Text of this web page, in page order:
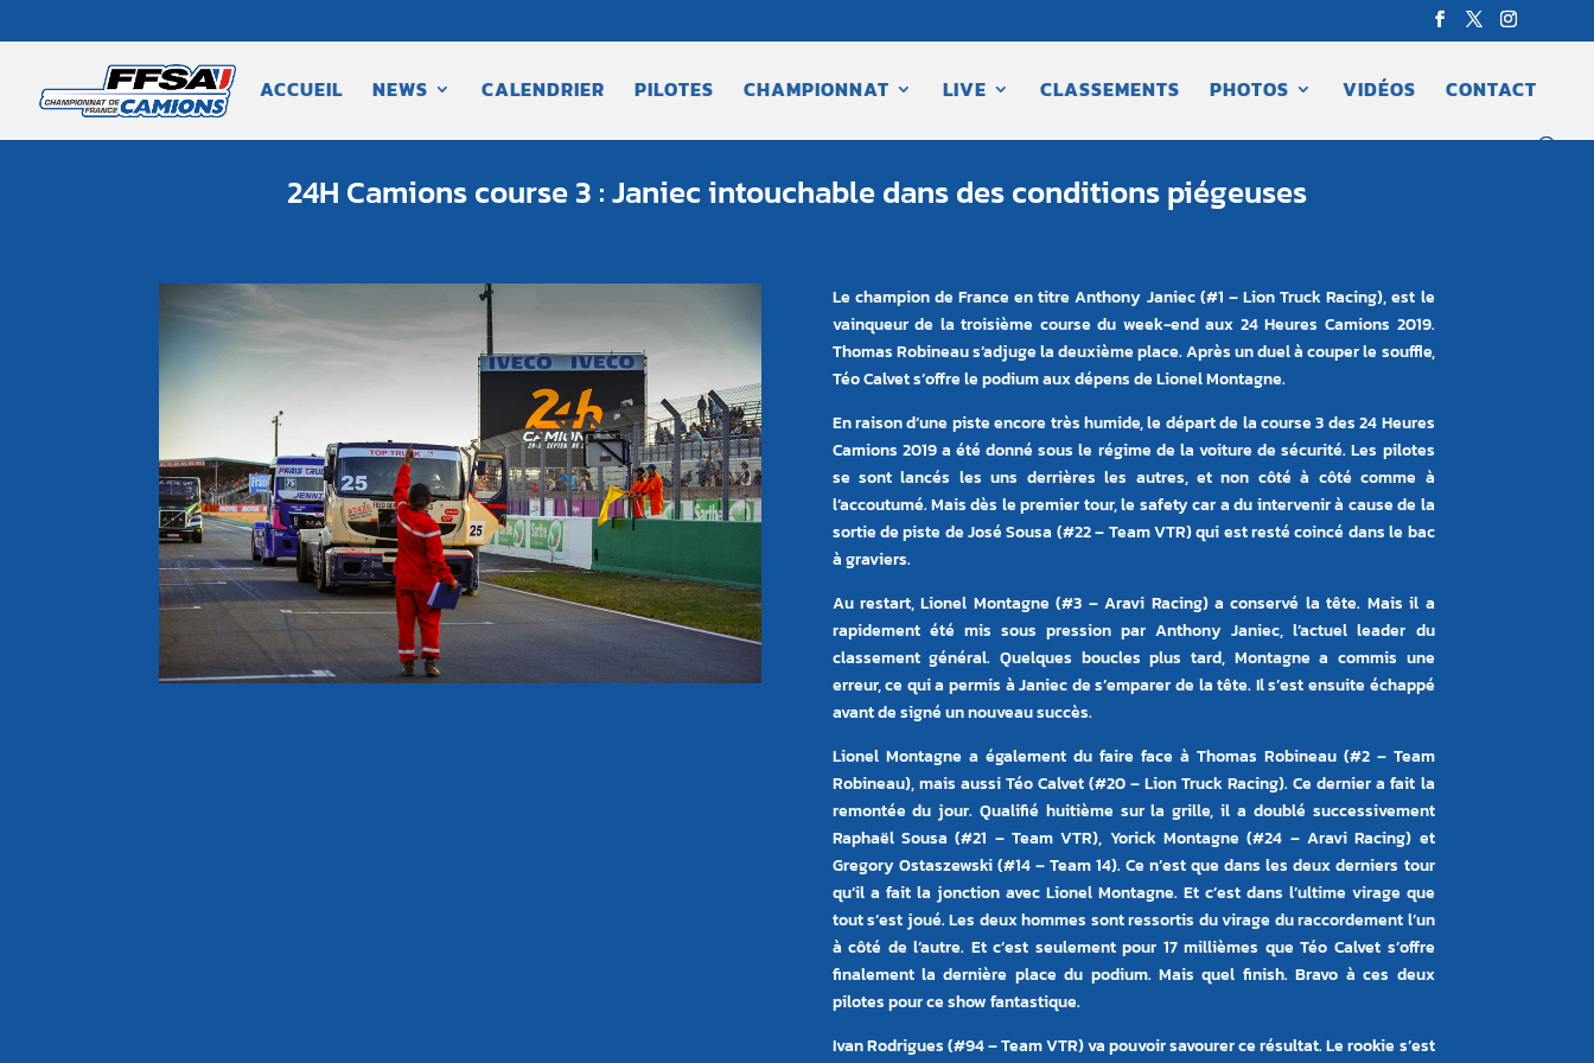
ACCUEIL NEWS CALENDRIER PILOTES CHAMPIONNAT LIVE CLASSEMENTS PHOTOS VIDÉOS CONTACT
24H Camions course 3 : Janiec intouchable dans des conditions piégeuses
Le champion de France en titre Anthony Janiec (#1 – Lion Truck Racing), est le
vainqueur de la troisième course du week-end aux 24 Heures Camions 2019.
Thomas Robineau s’adjuge la deuxième place. Après un duel à couper le souffle,
Téo Calvet s’offre le podium aux dépens de Lionel Montagne.
En raison d’une piste encore très humide, le départ de la course 3 des 24 Heures
Camions 2019 a été donné sous le régime de la voiture de sécurité. Les pilotes
se sont lancés les uns derrières les autres, et non côté à côté comme à
l’accoutumé. Mais dès le premier tour, le safety car a du intervenir à cause de la
sortie de piste de José Sousa (#22 – Team VTR) qui est resté coincé dans le bac
à graviers.
Au restart, Lionel Montagne (#3 – Aravi Racing) a conservé la tête. Mais il a
rapidement été mis sous pression par Anthony Janiec, l’actuel leader du
classement général. Quelques boucles plus tard, Montagne a commis une
erreur, ce qui a permis à Janiec de s’emparer de la tête. Il s’est ensuite échappé
avant de signé un nouveau succès.
Lionel Montagne a également du faire face à Thomas Robineau (#2 – Team
Robineau), mais aussi Téo Calvet (#20 – Lion Truck Racing). Ce dernier a fait la
remontée du jour. Qualifié huitième sur la grille, il a doublé successivement
Raphaël Sousa (#21 – Team VTR), Yorick Montagne (#24 – Aravi Racing) et
Gregory Ostaszewski (#14 – Team 14). Ce n’est que dans les deux derniers tour
qu’il a fait la jonction avec Lionel Montagne. Et c’est dans l’ultime virage que
tout s’est joué. Les deux hommes sont ressortis du virage du raccordement l’un
à côté de l’autre. Et c’est seulement pour 17 millièmes que Téo Calvet s’offre
finalement la dernière place du podium. Mais quel finish. Bravo à ces deux
pilotes pour ce show fantastique.
Ivan Rodrigues (#94 – Team VTR) va pouvoir savourer ce résultat. Le rookie s’est